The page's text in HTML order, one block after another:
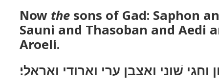
Now the sons of Gad: Saphon
Sauni and Thasoban and Aedi
Aroeli.
וחגי שׁוני ואצבן ערי וארודי ואראלי׃